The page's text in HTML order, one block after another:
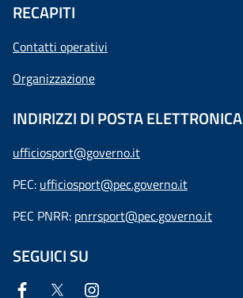
RECAPITI
Contatti operativi
Organizzazione
INDIRIZZI DI POSTA ELETTRONICA
ufficiosport@governo.it
PEC: ufficiosport@pec.governo.it
PEC PNRR: pnrrsport@pec.governo.it
SEGUICI SU